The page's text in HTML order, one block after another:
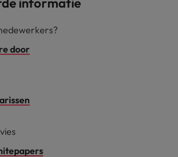
door